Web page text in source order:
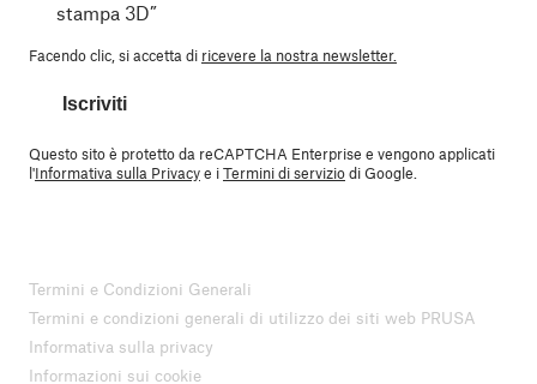
stampa 3D”
Facendo clic, si accetta di ricevere la nostra newsletter.
Iscriviti
Questo sito è protetto da reCAPTCHA Enterprise e vengono applicati
l'Informativa sulla Privacye iTermini di serviziodi Google.
Termini e Condizioni Generali
Termini e condizioni generali di utilizzo dei siti web PRUSA
Informativa sulla privacy
Informazioni sui cookie